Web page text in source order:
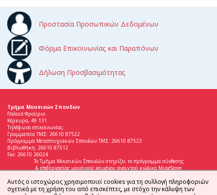
Προστασία Προσωπικών Δεδομένων
Φόρμα Επικοινωνίας και Παραπόνων
Δήλωση Προσβασιμότητας
Τμήμα Μουσικών Σπουδών
Παλαιό Φρούριο
Κέρκυρα, 49 131
Τηλέφωνα επικοινωνίας:
Γραμματεία ΤΜΣ: 26610 87522
Πρόγραμμα Μεταπτυχιακών Σπουδών ΤΜΣ: 26610 87523
Βιβλιοθήκη: 26610 87512
Fax: 26610 26024
Το Τμήμα Μουσικών Σπουδών στηρίζει το πρόγραμμα σύνθεσης
& επεξεργασίας μουσικού κειμένου ανοιχτού κώδικα MuseScore
Αυτός ο ιστοχώρος χρησιμοποιεί cookies για τη συλλογή πληροφοριών
σχετικά με τη χρήση του από επισκέπτες, με στόχο την κάλυψη των